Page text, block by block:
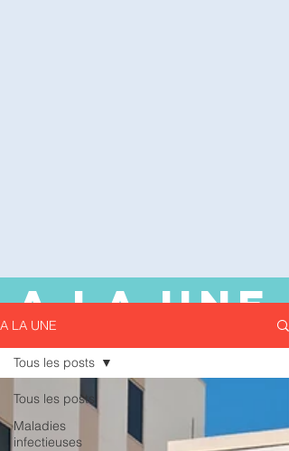
A LA UNE
A LA UNE
Tous les posts
Maladies
infectieuses
Tous les posts